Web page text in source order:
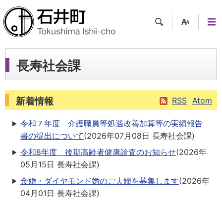
ツー
ュー
長寿社会課
RSS Atom
新着情報
令和７年度 介護職員等処遇改善加算等の実績報告
書の提出について(2026年07月08日 長寿社会課)
令和8年度 後期高齢者健康診査のお知らせ(2026年
05月15日 長寿社会課)
金婚・ダイヤモンド婚のご夫婦を募集します(2026年
04月01日 長寿社会課)